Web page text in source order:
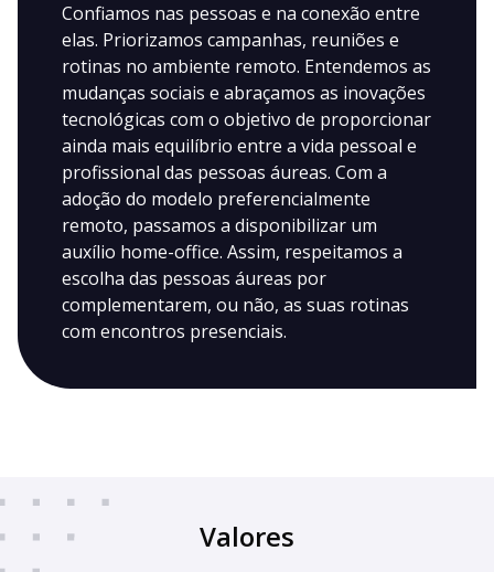
Confiamos nas pessoas e na conexão entre
elas. Priorizamos campanhas, reuniões e
rotinas no ambiente remoto. Entendemos as
mudanças sociais e abraçamos as inovações
tecnológicas com o objetivo de proporcionar
ainda mais equilíbrio entre a vida pessoal e
profissional das pessoas áureas. Com a
adoção do modelo preferencialmente
remoto, passamos a disponibilizar um
auxílio home-office. Assim, respeitamos a
escolha das pessoas áureas por
complementarem, ou não, as suas rotinas
com encontros presenciais.
Valores